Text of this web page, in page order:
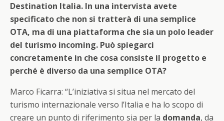
Destination Italia. In una intervista avete
specificato che non si tratterà di una semplice
OTA, ma di una piattaforma che sia un polo leader
del turismo incoming. Può spiegarci
concretamente in che cosa consiste il progetto e
perché è diverso da una semplice OTA?
Marco Ficarra: “L’iniziativa si situa nel mercato del
turismo internazionale verso l’Italia e ha lo scopo di
creare un punto di riferimento sia per la domanda, da